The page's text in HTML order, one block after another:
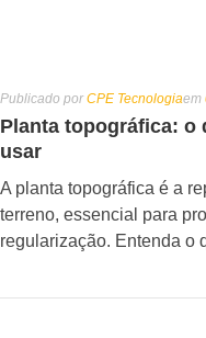
Publicado por CPE Tecnologiaem
Planta topográfica: o
usar
A planta topográfica é a
terreno, essencial para
regularização. Entenda o